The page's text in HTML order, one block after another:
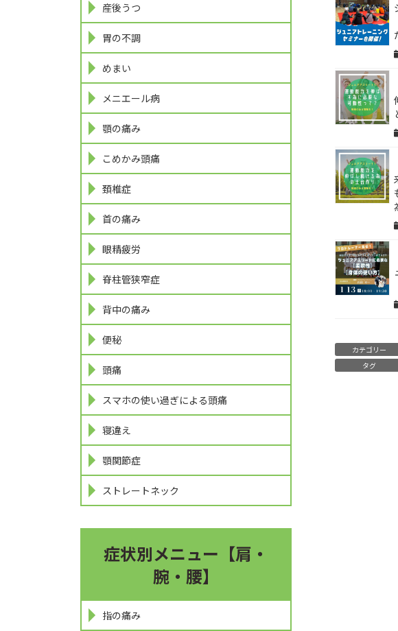
カテゴリー
タグ
産後うつ
胃の不調
めまい
メニエール病
顎の痛み
こめかみ頭痛
頚椎症
首の痛み
眼精疲労
脊柱管狭窄症
背中の痛み
便秘
頭痛
スマホの使い過ぎによる頭痛
寝違え
顎関節症
ストレートネック
症状別メニュー【肩・
腕・腰】
指の痛み